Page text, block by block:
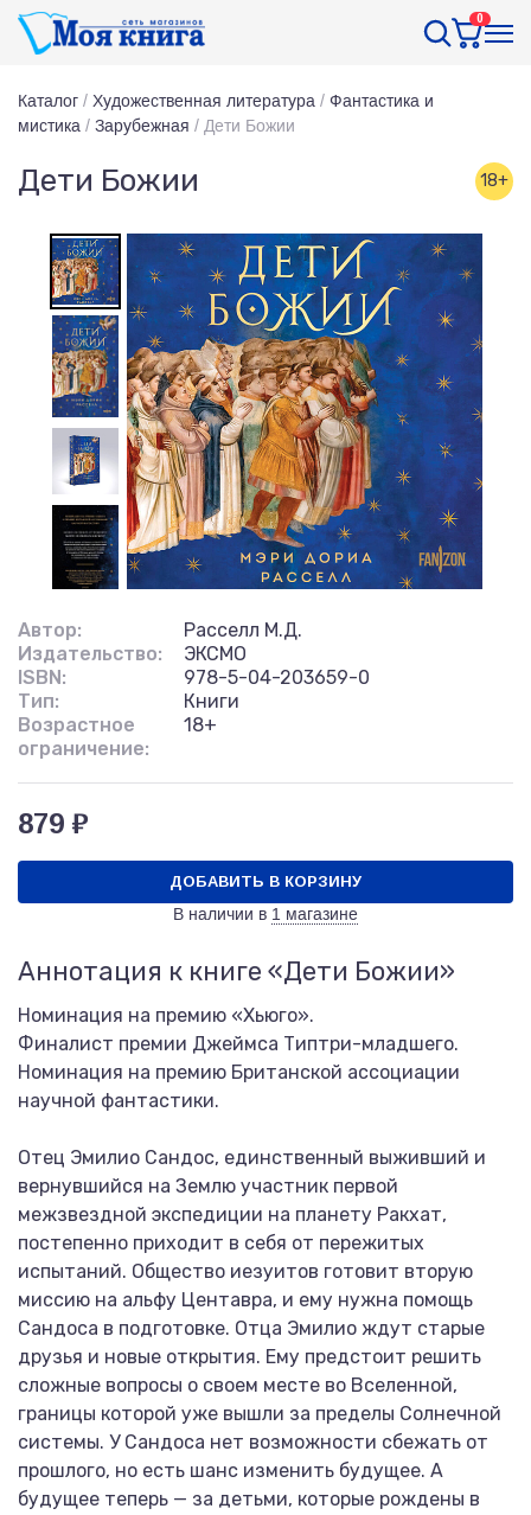
0
Каталог / Художественная литература / Фантастика и
мистика / Зарубежная / Дети Божии
Дети Божии 18+
Автор:
Расселл М.Д.
Издательство:
ЭКСМО
ISBN:
978-5-04-203659-0
Тип:
Книги
Возрастное
ограничение:
18+
879 ₽
ДОБАВИТЬ В КОРЗИНУ
В наличии в 1 магазине
Аннотация к книге «Дети Божии»
Номинация на премию «Хьюго».
Финалист премии Джеймса Типтри-младшего.
Номинация на премию Британской ассоциации
научной фантастики.
Отец Эмилио Сандос, единственный выживший и
вернувшийся на Землю участник первой
межзвездной экспедиции на планету Ракхат,
постепенно приходит в себя от пережитых
испытаний. Общество иезуитов готовит вторую
миссию на альфу Центавра, и ему нужна помощь
Сандоса в подготовке. Отца Эмилио ждут старые
друзья и новые открытия. Ему предстоит решить
сложные вопросы о своем месте во Вселенной,
границы которой уже вышли за пределы Солнечной
системы. У Сандоса нет возможности сбежать от
прошлого, но есть шанс изменить будущее. А
будущее теперь — за детьми, которые рождены в